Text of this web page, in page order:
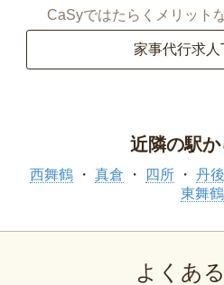
CaSyではたらくメリット
家事代行求人
近隣の駅
西舞鶴 真倉 四所 丹
東舞鶴
よくあ